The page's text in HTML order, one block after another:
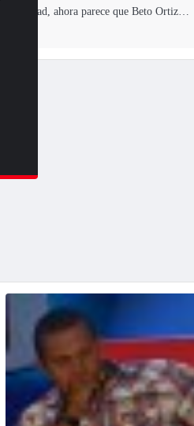
Verdad, ahora parece que Beto Ortiz…